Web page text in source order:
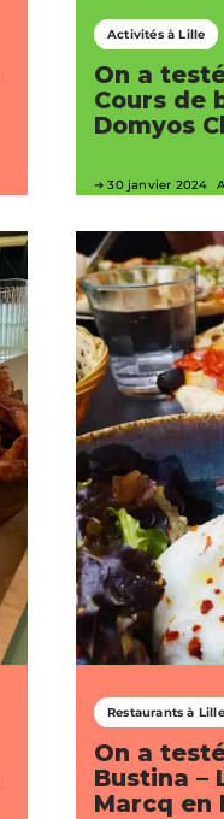
Activités à Lille
On a
Cours de
Domyos
30 janvier 2024
Restaurants à Lille
On a
Bustina –
Marcq en